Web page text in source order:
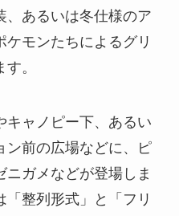
、あるいは冬仕様のア
ケモンたちによるグリ
。
キャノピー下、あるい
ン前の広場などに、ピ
ニガメなどが登場しま
整列形式」と「フリ